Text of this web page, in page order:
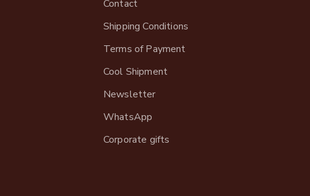
Contact
Shipping Conditions
Terms of Payment
Cool Shipment
Newsletter
WhatsApp
Corporate gifts